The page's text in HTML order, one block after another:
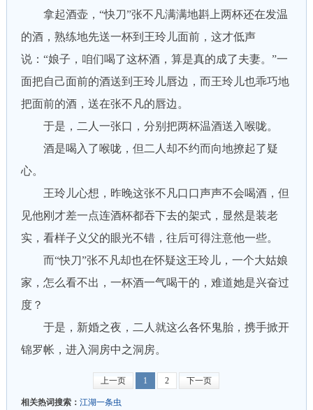
拿起酒壶，“快刀”张不凡满满地斟上两杯还在发温
的酒，熟练地先送一杯到王玲儿面前，这才低声
说：“娘子，咱们喝了这杯酒，算是真的成了夫妻。”一
面把自己面前的酒送到王玲儿唇边，而王玲儿也乖巧地
把面前的酒，送在张不凡的唇边。
于是，二人一张口，分别把两杯温酒送入喉咙。
酒是喝入了喉咙，但二人却不约而向地撩起了疑
心。
王玲儿心想，昨晚这张不凡口口声声不会喝酒，但
见他刚才差一点连酒杯都吞下去的架式，显然是装老
实，看样子义父的眼光不错，往后可得注意他一些。
而“快刀”张不凡却也在怀疑这王玲儿，一个大姑娘
家，怎么看不出，一杯酒一气喝干的，难道她是兴奋过
度？
于是，新婚之夜，二人就这么各怀鬼胎，携手掀开
锦罗帐，进入洞房中之洞房。
上一页 1 2 下一页
相关热词搜索： 江湖一条虫